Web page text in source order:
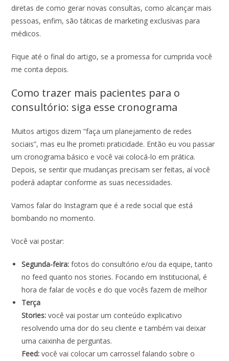
diretas de como gerar novas consultas, como alcançar mais
pessoas, enfim, são táticas de marketing exclusivas para
médicos.
Fique até o final do artigo, se a promessa for cumprida você
me conta depois.
Como trazer mais pacientes para o
consultório: siga esse cronograma
Muitos artigos dizem “faça um planejamento de redes
sociais”, mas eu lhe prometi praticidade. Então eu vou passar
um cronograma básico e você vai colocá-lo em prática.
Depois, se sentir que mudanças precisam ser feitas, aí você
poderá adaptar conforme as suas necessidades.
Vamos falar do Instagram que é a rede social que está
bombando no momento.
Você vai postar:
Segunda-feira:fotos do consultório e/ou da equipe, tanto
no feed quanto nos stories. Focando em Institucional, é
hora de falar de vocês e do que vocês fazem de melhor
Terça
Stories:você vai postar um conteúdo explicativo
resolvendo uma dor do seu cliente e também vai deixar
uma caixinha de perguntas.
Feed:você vai colocar um carrossel falando sobre o